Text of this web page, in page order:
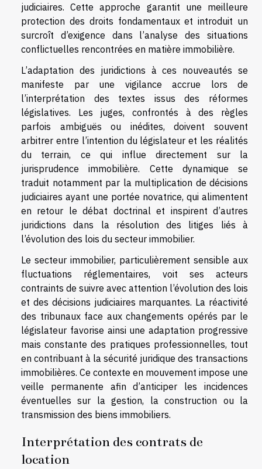
judiciaires. Cette approche garantit une meilleure
protection des droits fondamentaux et introduit un
surcroît d’exigence dans l’analyse des situations
conflictuelles rencontrées en matière immobilière.
L’adaptation des juridictions à ces nouveautés se
manifeste par une vigilance accrue lors de
l’interprétation des textes issus des réformes
législatives. Les juges, confrontés à des règles
parfois ambiguës ou inédites, doivent souvent
arbitrer entre l’intention du législateur et les réalités
du terrain, ce qui influe directement sur la
jurisprudence immobilière. Cette dynamique se
traduit notamment par la multiplication de décisions
judiciaires ayant une portée novatrice, qui alimentent
en retour le débat doctrinal et inspirent d’autres
juridictions dans la résolution des litiges liés à
l’évolution des lois du secteur immobilier.
Le secteur immobilier, particulièrement sensible aux
fluctuations réglementaires, voit ses acteurs
contraints de suivre avec attention l’évolution des lois
et des décisions judiciaires marquantes. La réactivité
des tribunaux face aux changements opérés par le
législateur favorise ainsi une adaptation progressive
mais constante des pratiques professionnelles, tout
en contribuant à la sécurité juridique des transactions
immobilières. Ce contexte en mouvement impose une
veille permanente afin d’anticiper les incidences
éventuelles sur la gestion, la construction ou la
transmission des biens immobiliers.
Interprétation des contrats de
location